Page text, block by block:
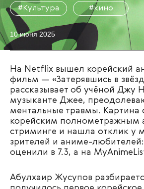
#Культура #кино
10 июня 2025
На Netflix вышел корейский
фильм — «Затерявшись в
рассказывает об учёной Джу
музыканте Джее,
ментальные травмы. Картина
корейским полнометражным
стриминге и нашла отклик у
зрителей и аниме-
оценили в 7.3, а на
Абулхаир Жусупов